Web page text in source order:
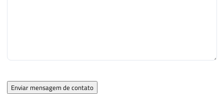
Enviar mensagem de contato